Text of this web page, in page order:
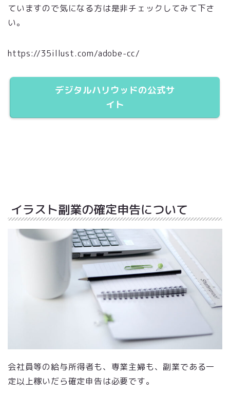
ていますので気になる方は是非チェックしてみて下さ
い。
https://35illust.com/adobe-cc/
デジタルハリウッドの公式サ
イト
イラスト副業の確定申告について
会社員等の給与所得者も、専業主婦も、副業である一
定以上稼いだら確定申告は必要です。